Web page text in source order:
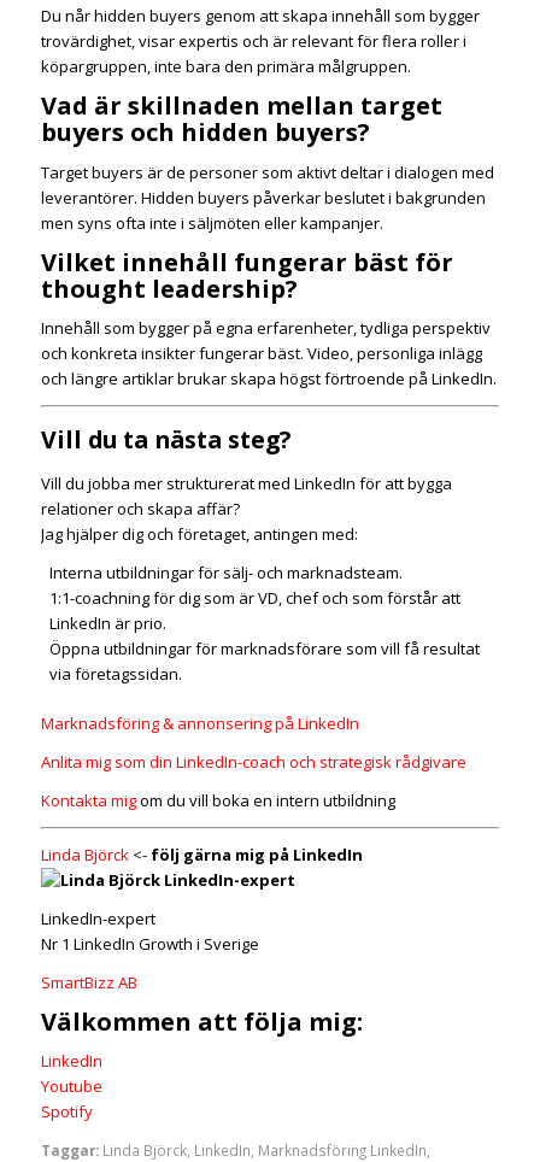
Du når hidden buyers genom att skapa innehåll som bygger
trovärdighet, visar expertis och är relevant för flera roller i
köpargruppen, inte bara den primära målgruppen.
Vad är skillnaden mellan target
buyers och hidden buyers?
Target buyers är de personer som aktivt deltar i dialogen med
leverantörer. Hidden buyers påverkar beslutet i bakgrunden
men syns ofta inte i säljmöten eller kampanjer.
Vilket innehåll fungerar bäst för
thought leadership?
Innehåll som bygger på egna erfarenheter, tydliga perspektiv
och konkreta insikter fungerar bäst. Video, personliga inlägg
och längre artiklar brukar skapa högst förtroende på LinkedIn.
Vill du ta nästa steg?
Vill du jobba mer strukturerat med LinkedIn för att bygga
relationer och skapa affär?
Jag hjälper dig och företaget, antingen med:
Interna utbildningar för sälj- och marknadsteam.
1:1-coachning för dig som är VD, chef och som förstår att
LinkedIn är prio.
Öppna utbildningar för marknadsförare som vill få resultat
via företagssidan.
Marknadsföring & annonsering på LinkedIn
Anlita mig som din LinkedIn-coach och strategisk rådgivare
Kontakta migom du vill boka en intern utbildning
Linda Björck<- följ gärna mig på LinkedIn
LinkedIn-expert
Nr 1 LinkedIn Growth i Sverige
SmartBizz AB
Välkommen att följa mig:
LinkedIn
Youtube
Spotify
Taggar: Linda Björck, LinkedIn, Marknadsföring LinkedIn,